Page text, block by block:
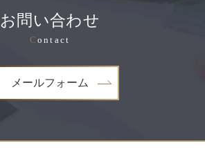
お問い合わせ
C ontact
メールフォーム